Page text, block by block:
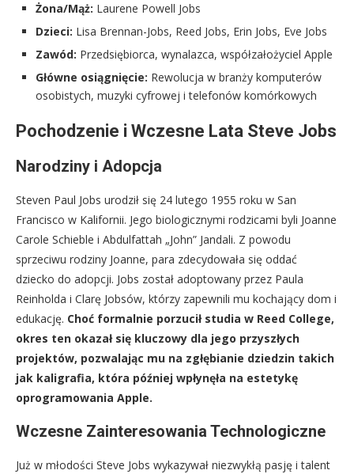
Żona/Mąż: Laurene Powell Jobs
Dzieci: Lisa Brennan-Jobs, Reed Jobs, Erin Jobs, Eve Jobs
Zawód: Przedsiębiorca, wynalazca, współzałożyciel Apple
Główne osiągnięcie: Rewolucja w branży komputerów
osobistych, muzyki cyfrowej i telefonów komórkowych
Pochodzenie i Wczesne Lata Steve Jobs
Narodziny i Adopcja
Steven Paul Jobs urodził się 24 lutego 1955 roku w San
Francisco w Kalifornii. Jego biologicznymi rodzicami byli Joanne
Carole Schieble i Abdulfattah „John” Jandali. Z powodu
sprzeciwu rodziny Joanne, para zdecydowała się oddać
dziecko do adopcji. Jobs został adoptowany przez Paula
Reinholda i Clarę Jobsów, którzy zapewnili mu kochający dom i
edukację. Choć formalnie porzucił studia w Reed College,
okres ten okazał się kluczowy dla jego przyszłych
projektów, pozwalając mu na zgłębianie dziedzin takich
jak kaligrafia, która później wpłynęła na estetykę
oprogramowania Apple.
Wczesne Zainteresowania Technologiczne
Już w młodości Steve Jobs wykazywał niezwykłą pasję i talent